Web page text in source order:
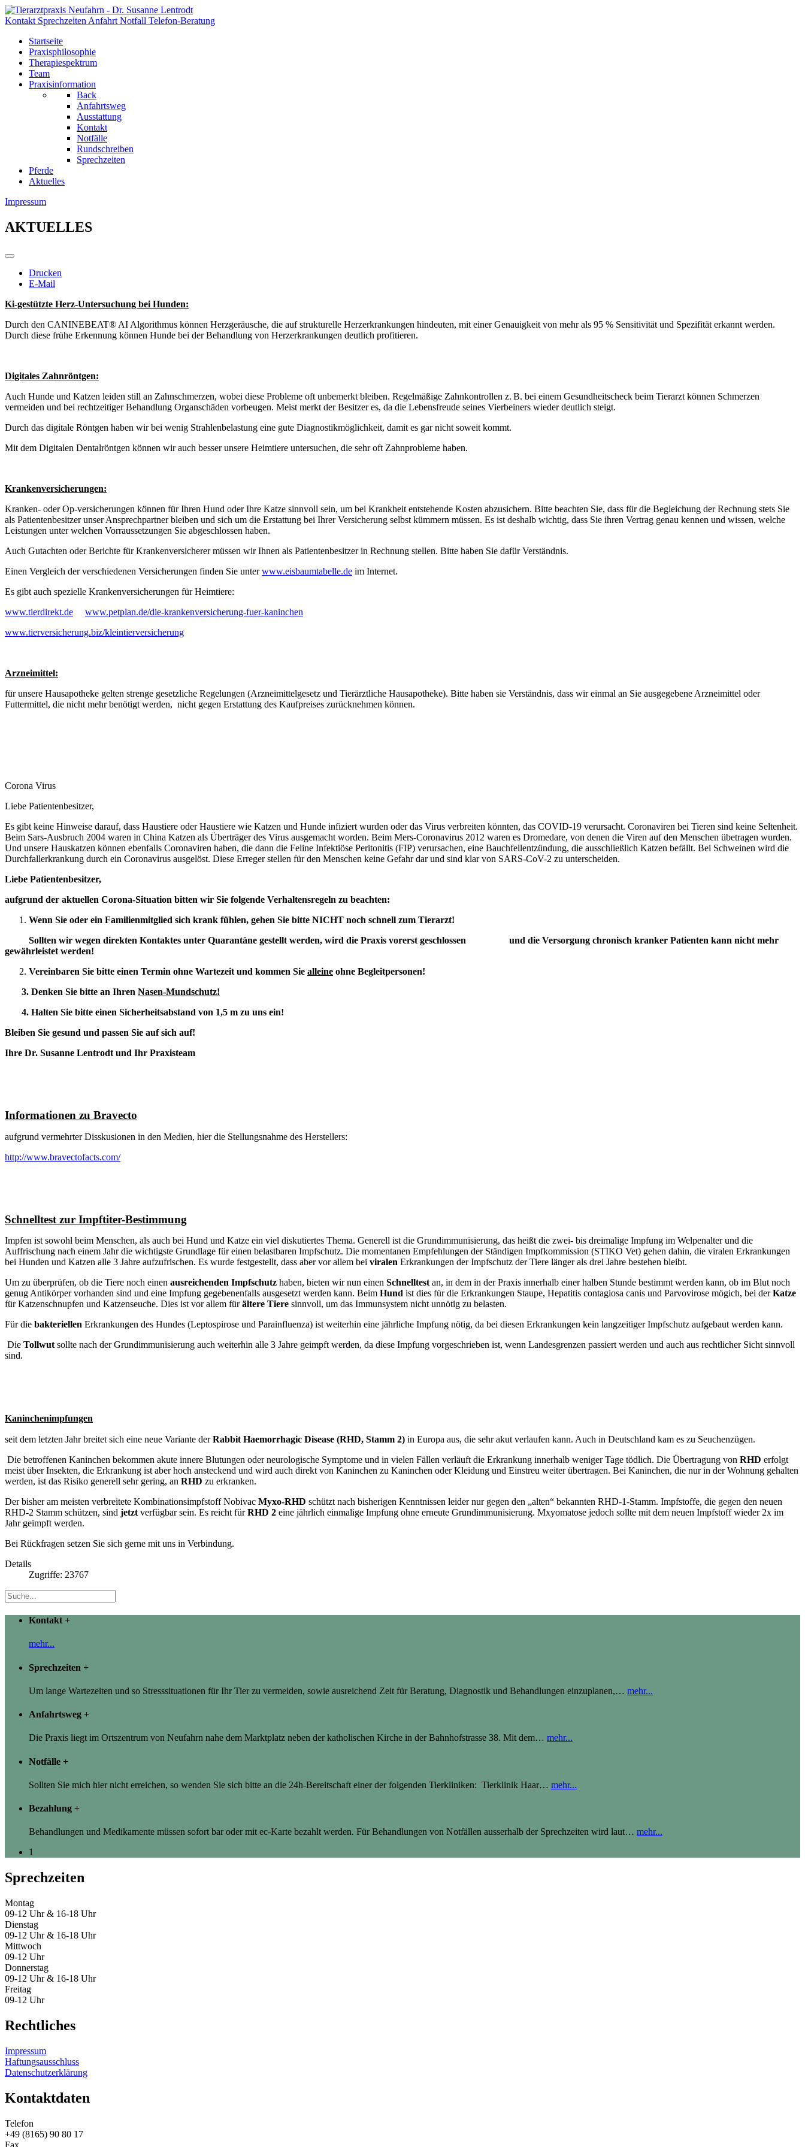
Kontakt Sprechzeiten Anfahrt Notfall Telefon-Beratung
Startseite
Praxisphilosophie
Therapiespektrum
Team
Praxisinformation
Back
Anfahrtsweg
Ausstattung
Kontakt
Notfälle
Rundschreiben
Sprechzeiten
Pferde
Aktuelles
Impressum
AKTUELLES
Drucken
E-Mail
Ki-gestützte Herz-Untersuchung bei Hunden:
Durch den CANINEBEAT® AI Algorithmus können Herzgeräusche, die auf strukturelle Herzerkrankungen hindeuten, mit einer Genauigkeit von mehr als 95 % Sensitivität und Spezifität erkannt werden.
Durch diese frühe Erkennung können Hunde bei der Behandlung von Herzerkrankungen deutlich profitieren.
Digitales Zahnröntgen:
Auch Hunde und Katzen leiden still an Zahnschmerzen, wobei diese Probleme oft unbemerkt bleiben. Regelmäßige Zahnkontrollen z. B. bei einem Gesundheitscheck beim Tierarzt können Schmerzen
vermeiden und bei rechtzeitiger Behandlung Organschäden vorbeugen. Meist merkt der Besitzer es, da die Lebensfreude seines Vierbeiners wieder deutlich steigt.
Durch das digitale Röntgen haben wir bei wenig Strahlenbelastung eine gute Diagnostikmöglichkeit, damit es gar nicht soweit kommt.
Mit dem Digitalen Dentalröntgen können wir auch besser unsere Heimtiere untersuchen, die sehr oft Zahnprobleme haben.
Krankenversicherungen:
Kranken- oder Op-versicherungen können für Ihren Hund oder Ihre Katze sinnvoll sein, um bei Krankheit entstehende Kosten abzusichern. Bitte beachten Sie, dass für die Begleichung der Rechnung stets Sie
als Patientenbesitzer unser Ansprechpartner bleiben und sich um die Erstattung bei Ihrer Versicherung selbst kümmern müssen. Es ist deshalb wichtig, dass Sie ihren Vertrag genau kennen und wissen, welche
Leistungen unter welchen Vorraussetzungen Sie abgeschlossen haben.
Auch Gutachten oder Berichte für Krankenversicherer müssen wir Ihnen als Patientenbesitzer in Rechnung stellen. Bitte haben Sie dafür Verständnis.
Einen Vergleich der verschiedenen Versicherungen finden Sie unterwww.eisbaumtabelle.de im Internet.
Es gibt auch spezielle Krankenversicherungen für Heimtiere:
www.tierdirekt.de
www.petplan.de/die-krankenversicherung-fuer-kaninchen
www.tierversicherung.biz/kleintierversicherung
Arzneimittel:
für unsere Hausapotheke gelten strenge gesetzliche Regelungen (Arzneimittelgesetz und Tierärztliche Hausapotheke). Bitte haben sie Verständnis, dass wir einmal an Sie ausgegebene Arzneimittel oder
Futtermittel, die nicht mehr benötigt werden, nicht gegen Erstattung des Kaufpreises zurücknehmen können.
Corona Virus
Liebe Patientenbesitzer,
Es gibt keine Hinweise darauf, dass Haustiere oder Haustiere wie Katzen und Hunde infiziert wurden oder das Virus verbreiten könnten, das COVID-19 verursacht. Coronaviren bei Tieren sind keine Seltenheit.
Beim Sars-Ausbruch 2004 waren in China Katzen als Überträger des Virus ausgemacht worden. Beim Mers-Coronavirus 2012 waren es Dromedare, von denen die Viren auf den Menschen übetragen wurden.
Und unsere Hauskatzen können ebenfalls Coronaviren haben, die dann die Feline Infektiöse Peritonitis (FIP) verursachen, eine Bauchfellentzündung, die ausschließlich Katzen befällt. Bei Schweinen wird die
Durchfallerkrankung durch ein Coronavirus ausgelöst. Diese Erreger stellen für den Menschen keine Gefahr dar und sind klar von SARS-CoV-2 zu unterscheiden.
Liebe Patientenbesitzer,
aufgrund der aktuellen Corona-Situation bitten wir Sie folgende Verhaltensregeln zu beachten:
Wenn Sie oder ein Familienmitglied sich krank fühlen, gehen Sie bitte NICHT noch schnell zum Tierarzt!
Sollten wir wegen direkten Kontaktes unter Quarantäne gestellt werden, wird die Praxis vorerst geschlossen und die Versorgung chronisch kranker Patienten kann nicht mehr
gewährleistet werden!
Vereinbaren Sie bitte einen Termin ohne Wartezeit und kommen Sie alleine ohne Begleitpersonen!
3. Denken Sie bitte an Ihren Nasen-Mundschutz!
4. Halten Sie bitte einen Sicherheitsabstand von 1,5 m zu uns ein!
Bleiben Sie gesund und passen Sie auf sich auf!
Ihre Dr. Susanne Lentrodt und Ihr Praxisteam
Informationen zu Bravecto
aufgrund vermehrter Disskusionen in den Medien, hier die Stellungsnahme des Herstellers:
http://www.bravectofacts.com/
Schnelltest zur Impftiter-Bestimmung
Impfen ist sowohl beim Menschen, als auch bei Hund und Katze ein viel diskutiertes Thema. Generell ist die Grundimmunisierung, das heißt die zwei- bis dreimalige Impfung im Welpenalter und die
Auffrischung nach einem Jahr die wichtigste Grundlage für einen belastbaren Impfschutz. Die momentanen Empfehlungen der Ständigen Impfkommission (STIKO Vet) gehen dahin, die viralen Erkrankungen
bei Hunden und Katzen alle 3 Jahre aufzufrischen. Es wurde festgestellt, dass aber vor allem bei viralen Erkrankungen der Impfschutz der Tiere länger als drei Jahre bestehen bleibt.
Um zu überprüfen, ob die Tiere noch einen ausreichenden Impfschutz haben, bieten wir nun einen Schnelltest an, in dem in der Praxis innerhalb einer halben Stunde bestimmt werden kann, ob im Blut noch
genug Antikörper vorhanden sind und eine Impfung gegebenenfalls ausgesetzt werden kann. Beim Hund ist dies für die Erkrankungen Staupe, Hepatitis contagiosa canis und Parvovirose mögich, bei derKatze
für Katzenschnupfen und Katzenseuche. Dies ist vor allem fürältere Tiere sinnvoll, um das Immunsystem nicht unnötig zu belasten.
Für die bakteriellen Erkrankungen des Hundes (Leptospirose und Parainfluenza) ist weiterhin eine jährliche Impfung nötig, da bei diesen Erkrankungen kein langzeitiger Impfschutz aufgebaut werden kann.
Die Tollwut sollte nach der Grundimmunisierung auch weiterhin alle 3 Jahre geimpft werden, da diese Impfung vorgeschrieben ist, wenn Landesgrenzen passiert werden und auch aus rechtlicher Sicht sinnvoll
sind.
Kaninchenimpfungen
seit dem letzten Jahr breitet sich eine neue Variante derRabbit Haemorrhagic Disease (RHD, Stamm 2) in Europa aus, die sehr akut verlaufen kann. Auch in Deutschland kam es zu Seuchenzügen.
Die betroffenen Kaninchen bekommen akute innere Blutungen oder neurologische Symptome und in vielen Fällen verläuft die Erkrankung innerhalb weniger Tage tödlich. Die Übertragung von RHD erfolgt
meist über Insekten, die Erkrankung ist aber hoch ansteckend und wird auch direkt von Kaninchen zu Kaninchen oder Kleidung und Einstreu weiter übertragen. Bei Kaninchen, die nur in der Wohnung gehalten
werden, ist das Risiko generell sehr gering, an RHD zu erkranken.
Der bisher am meisten verbreitete Kombinationsimpfstoff Nobivac Myxo-RHD schützt nach bisherigen Kenntnissen leider nur gegen den „alten“ bekannten RHD-1-Stamm. Impfstoffe, die gegen den neuen
RHD-2 Stamm schützen, sind jetzt verfügbar sein. Es reicht fürRHD 2 eine jährlich einmalige Impfung ohne erneute Grundimmunisierung. Mxyomatose jedoch sollte mit dem neuen Impfstoff wieder 2x im
Jahr geimpft werden.
Bei Rückfragen setzen Sie sich gerne mit uns in Verbindung.
Details
Zugriffe: 23767
Kontakt +
mehr...
Sprechzeiten +
Um lange Wartezeiten und so Stresssituationen für Ihr Tier zu vermeiden, sowie ausreichend Zeit für Beratung, Diagnostik und Behandlungen einzuplanen,… mehr...
Anfahrtsweg +
Die Praxis liegt im Ortszentrum von Neufahrn nahe dem Marktplatz neben der katholischen Kirche in der Bahnhofstrasse 38. Mit dem… mehr...
Notfälle +
Sollten Sie mich hier nicht erreichen, so wenden Sie sich bitte an die 24h-Bereitschaft einer der folgenden Tierkliniken: Tierklinik Haar… mehr...
Bezahlung +
Behandlungen und Medikamente müssen sofort bar oder mit ec-Karte bezahlt werden. Für Behandlungen von Notfällen ausserhalb der Sprechzeiten wird laut… mehr...
1
Sprechzeiten
Montag
09-12 Uhr & 16-18 Uhr
Dienstag
09-12 Uhr & 16-18 Uhr
Mittwoch
09-12 Uhr
Donnerstag
09-12 Uhr & 16-18 Uhr
Freitag
09-12 Uhr
Rechtliches
Impressum
Haftungsausschluss
Datenschutzerklärung
Kontaktdaten
Telefon
+49 (8165) 90 80 17
Fax